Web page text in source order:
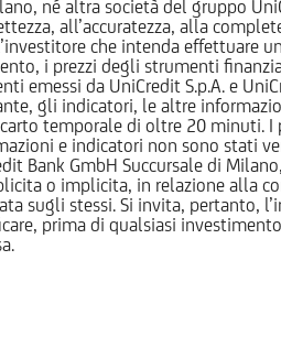
né altra società del gruppo
all’accuratezza, alla
che intenda effettuare
i prezzi degli strumenti
emessi da UniCredit S.p.A. e
gli indicatori, le altre
temporale di oltre 20 minuti. I
e indicatori non sono stati
Bank GmbH Succursale di
o implicita, in relazione alla
sugli stessi. Si invita, pertanto,
prima di qualsiasi